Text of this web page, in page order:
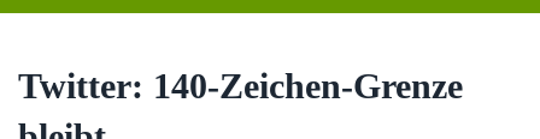
Twitter: 140-Zeichen-Grenze